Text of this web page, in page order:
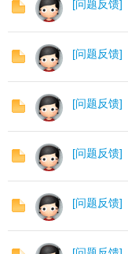
高
[问题反馈]
[问题反馈]
[问题反馈]
[问题反馈]
[问题反馈]